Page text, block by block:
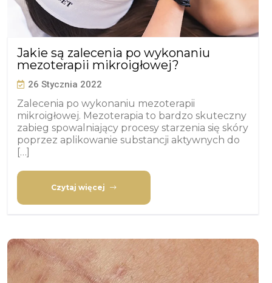
Jakie są zalecenia po wykonaniu
mezoterapii mikroigłowej?
26 Stycznia 2022
Zalecenia po wykonaniu mezoterapii
mikroigłowej. Mezoterapia to bardzo skuteczny
zabieg spowalniający procesy starzenia się skóry
poprzez aplikowanie substancji aktywnych do
[…]
Czytaj więcej